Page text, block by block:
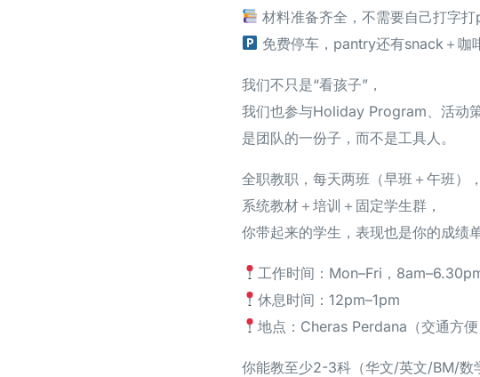
材料准备齐全，不需要自己打字
免费停车，pantry还有snack＋咖
我们不只是“看孩子”，
我们也参与Holiday Program、活动
是团队的一份子，而不是工具人。
全职教职，每天两班（早班＋午班），
系统教材＋培训＋固定学生群，
你带起来的学生，表现也是你的成绩
工作时间：Mon–Fri，
休息时间：12pm–1pm
地点：Cheras Perdana（交通方便
你能教至少2-3科（华文/英文/BM/数